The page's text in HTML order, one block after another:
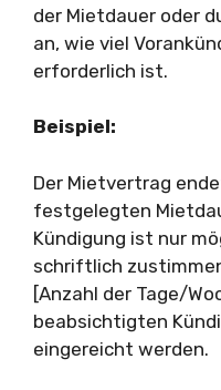
der Mietdauer oder
an, wie viel
erforderlich ist.
Beispiel:
Der Mietvertrag
festgelegten
Kündigung ist nur
schriftlich
[Anzahl der Tage/
beabsichtigten
eingereicht werden.